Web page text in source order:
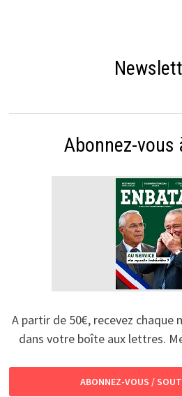
Abonnez-vous
A partir de 50€, recevez chaque
dans votre boîte aux lettres.
ABONNEZ-VOUS /